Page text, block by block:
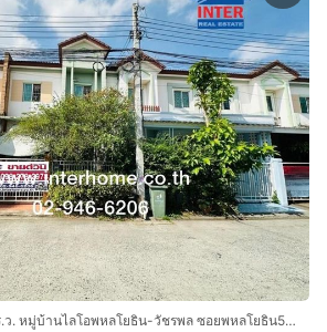
ทาวน์เฮ้าส์ 2 ชั้น 23.7 ตร.ว. หมู่บ้านไลโอพหลโยธิน-วัชรพล ซอยพหลโยธิน54-1 แยก 4 (ซอยวัดเกาะ) ถนนพหลโยธิน ถนนเพิ่มสิน เขตสายไหม กรุงเทพมหานคร